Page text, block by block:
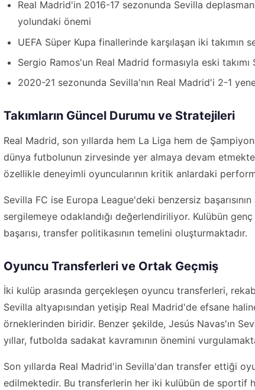
Real Madrid'in 2016-17 sezonunda Sevilla
yolundaki önemi
UEFA Süper Kupa finallerinde karşılaşan iki
Sergio Ramos'un Real Madrid formasıyla eski takımı
2020-21 sezonunda Sevilla'nın Real Madrid'i 2-1
Takımların Güncel Durumu ve Stratejileri
Real Madrid, son yıllarda hem La Liga hem de
dünya futbolunun zirvesinde yer almaya devam
özellikle deneyimli oyuncularının kritik anlardaki
Sevilla FC ise Europa League'deki benzersiz
sergilemeye odaklandığı değerlendiriliyor. Kulübün
başarısı, transfer politikasının temelini oluşturmaktadır.
Oyuncu Transferleri ve Ortak Geçmiş
İki kulüp arasında gerçekleşen oyuncu transferleri,
Sevilla altyapısından yetişip Real Madrid'de efsane
örneklerinden biridir. Benzer şekilde, Jesús Navas'ın
yıllar, futbolda sadakat kavramının önemini
Son yıllarda Real Madrid'in Sevilla'dan transfer ettiği
edilmektedir. Bu transferlerin her iki kulübün de sportif